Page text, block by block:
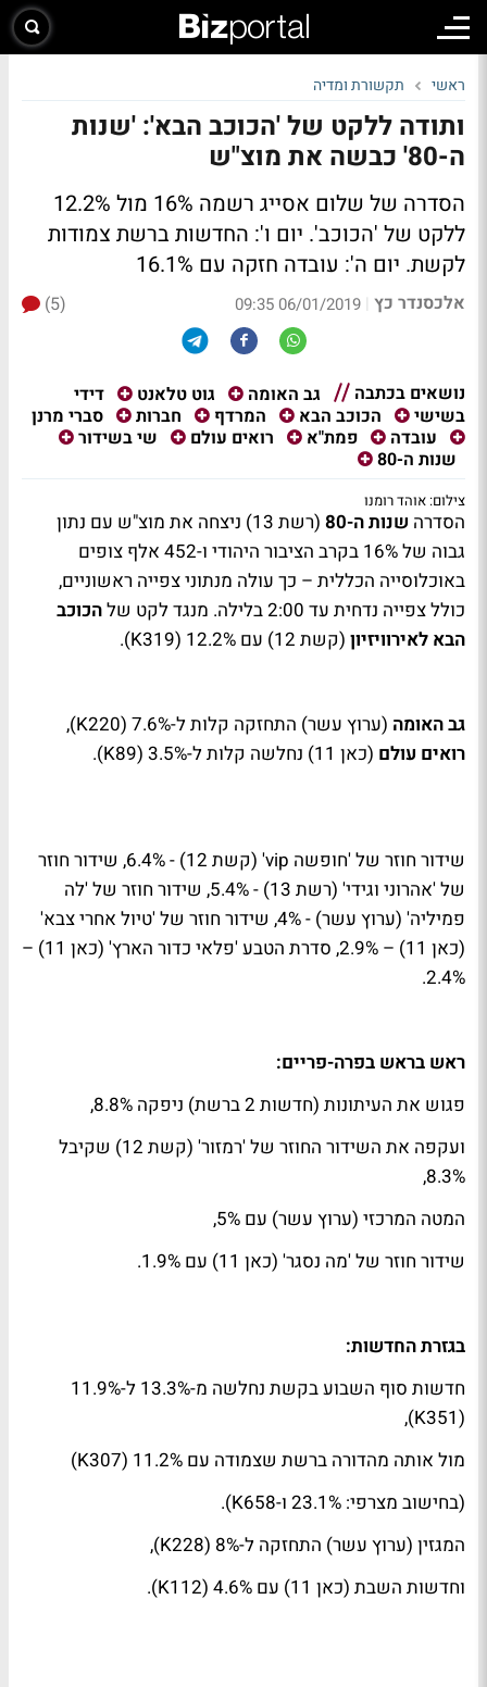
ראשי תקשורת ומדיה
ותודה ללקט של 'הכוכב הבא': 'שנות
ה-80' כבשה את מוצ"ש
הסדרה של שלום אסייג רשמה 16% מול 12.2%
ללקט של 'הכוכב'. יום ו': החדשות ברשת צמודות
לקשת. יום ה': עובדה חזקה עם 16.1%
אלכסנדר כץ |
06/01/2019 09:35
(5)
נושאים בכתבה גב האומה גוט טלאנט
דידי
בשישי
הכוכב הבא המרדף חברות
סברי מרנן
עובדה
פמת"א רואים עולם
שי בשידור
שנות ה-80
צילום: אוהד רומנו
הסדרה שנות ה-80
(רשת 13) ניצחה את מוצ"ש עם נתון
גבוה של 16% בקרב הציבור היהודי ו-452 אלף צופים
באוכלוסייה הכללית – כך עולה מנתוני צפייה ראשוניים,
כולל צפייה נדחית עד 2:00 בלילה. מנגד לקט של
הכוכב
הבא לאירוויזיון (קשת 12) עם 12.2% (319 K
).
גב האומה (ערוץ עשר) התחזקה קלות ל-7.6% (220 K
),
רואים עולם (כאן 11) נחלשה קלות ל-3.5% (89 K
).
שידור חוזר של 'חופשה vip
' (קשת 12) - 6.4%, שידור חוזר
של 'אהרוני וגידי' (רשת 13) - 5.4%, שידור חוזר של 'לה
פמיליה' (ערוץ עשר) - 4%, שידור חוזר של 'טיול אחרי צבא'
(כאן 11) – 2.9%, סדרת הטבע 'פלאי כדור הארץ' (כאן 11) –
2.4%.
ראש בראש בפרה-פריים:
פגוש את העיתונות (חדשות 2 ברשת) ניפקה 8.8%,
ועקפה את השידור החוזר של 'רמזור' (קשת 12) שקיבל
8.3%,
המטה המרכזי (ערוץ עשר) עם 5%,
שידור חוזר של 'מה נסגר' (כאן 11) עם 1.9%.
בגזרת החדשות:
חדשות סוף השבוע בקשת נחלשה מ-13.3% ל-11.9%
(351
K
),
מול אותה מהדורה ברשת שצמודה עם 11.2% (307
K
)
(בחישוב מצרפי: 23.1% ו-658
K
).
המגזין (ערוץ עשר) התחזקה ל-8% (228
K
),
וחדשות השבת (כאן 11) עם 4.6% (112
K
).